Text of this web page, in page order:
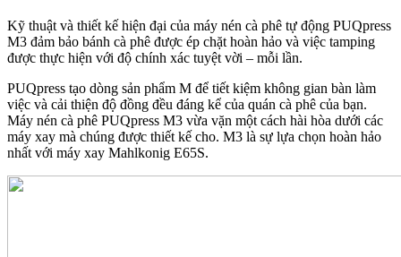
Kỹ thuật và thiết kế hiện đại của máy nén cà phê tự động PUQpress
M3 đảm bảo bánh cà phê được ép chặt hoàn hảo và việc tamping
được thực hiện với độ chính xác tuyệt vời – mỗi lần.
PUQpress tạo dòng sản phẩm M để tiết kiệm không gian bàn làm
việc và cải thiện độ đồng đều đáng kể của quán cà phê của bạn.
Máy nén cà phê PUQpress M3 vừa vặn một cách hài hòa dưới các
máy xay mà chúng được thiết kế cho. M3 là sự lựa chọn hoàn hảo
nhất với máy xay Mahlkonig E65S.